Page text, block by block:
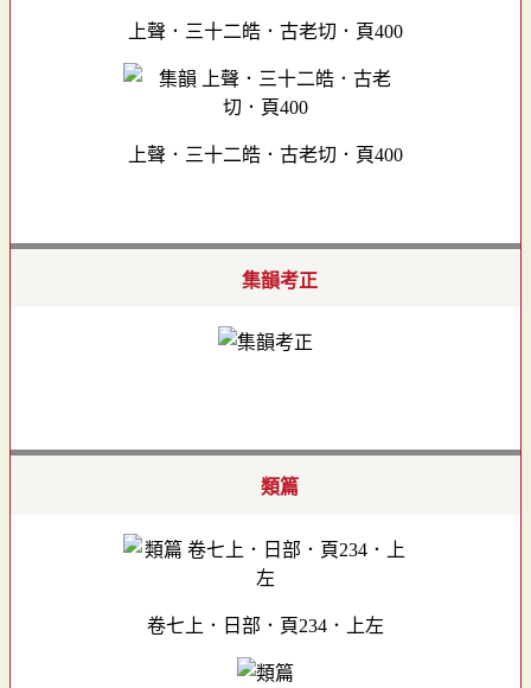
上聲．三十二皓．古老切．頁400
上聲．三十二皓．古老切．頁400
集韻考正
類篇
卷七上．日部．頁234．上左